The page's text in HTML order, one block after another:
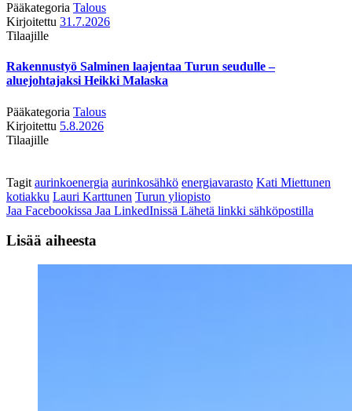
Pääkategoria Talous
Kirjoitettu 31.7.2026
Tilaajille
Rakennustyö Salminen laajentaa Turun seudulle –
aluejohtajaksi Heikki Malaska
Pääkategoria Talous
Kirjoitettu 5.8.2026
Tilaajille
Tagit aurinkoenergia aurinkosähkö energiavarasto Kati Miettunen
kotiakku Lauri Karttunen Turun yliopisto
Jaa Facebookissa Jaa LinkedInissä Lähetä linkki sähköpostilla
Lisää aiheesta